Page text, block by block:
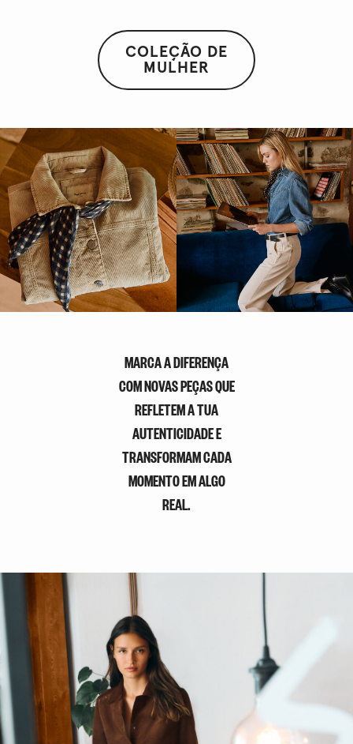
COLEÇÃO DE
MULHER
MARCA A DIFERENÇA
COM NOVAS PEÇAS QUE
REFLETEM A TUA
AUTENTICIDADE E
TRANSFORMAM CADA
MOMENTO EM ALGO
REAL.